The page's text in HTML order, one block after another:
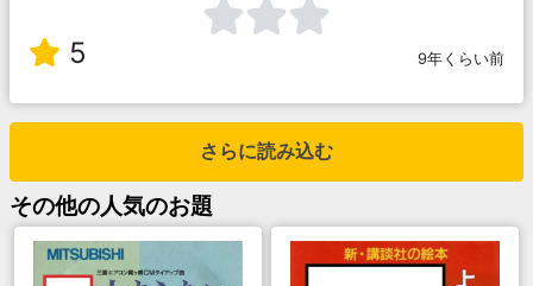
5 9年くらい前
さらに読み込む
その他の人気のお題